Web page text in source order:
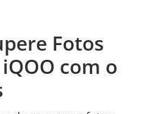
Fotos
com o